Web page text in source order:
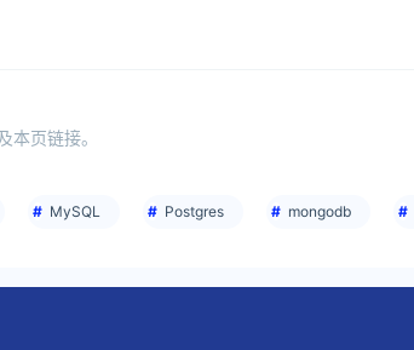
页链接。
MySQL Postgres mongodb